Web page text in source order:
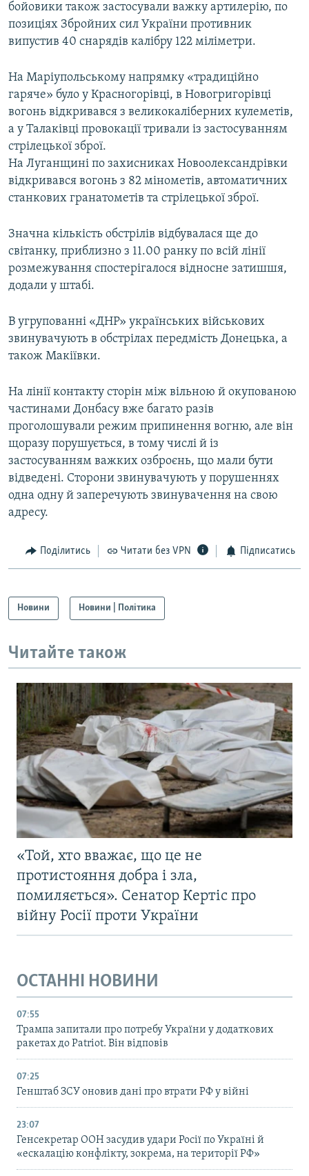
бойовики також застосували важку артилерію, по
позиціях Збройних сил України противник
випустив 40 снарядів калібру 122 міліметри.
На Маріупольському напрямку «традиційно
гаряче» було у Красногорівці, в Новогригорівці
вогонь відкривався з великокаліберних кулеметів,
а у Талаківці провокації тривали із застосуванням
стрілецької зброї.
На Луганщині по захисниках Новоолександрівки
відкривався вогонь з 82 мінометів, автоматичних
станкових гранатометів та стрілецької зброї.
Значна кількість обстрілів відбувалася ще до
світанку, приблизно з 11.00 ранку по всій лінії
розмежування спостерігалося відносне затишшя,
додали у штабі.
В угрупованні «ДНР» українських військових
звинувачують в обстрілах передмість Донецька, а
також Макіївки.
На лінії контакту сторін між вільною й окупованою
частинами Донбасу вже багато разів
проголошували режим припинення вогню, але він
щоразу порушується, в тому числі й із
застосуванням важких озброєнь, що мали бути
відведені. Сторони звинувачують у порушеннях
одна одну й заперечують звинувачення на свою
адресу.
Поділитись Читати без VPN Підписатись
Новини Новини | Політика
Читайте також
«Той, хто вважає, що це не
протистояння добра і зла,
помиляється». Сенатор Кертіс про
війну Росії проти України
ОСТАННІ НОВИНИ
07:55
Трампа запитали про потребу України у додаткових
ракетах до Patriot. Він відповів
07:25
Генштаб ЗСУ оновив дані про втрати РФ у війні
23:07
Генсекретар ООН засудив удари Росії по Україні й
«ескалацію конфлікту, зокрема, на території РФ»